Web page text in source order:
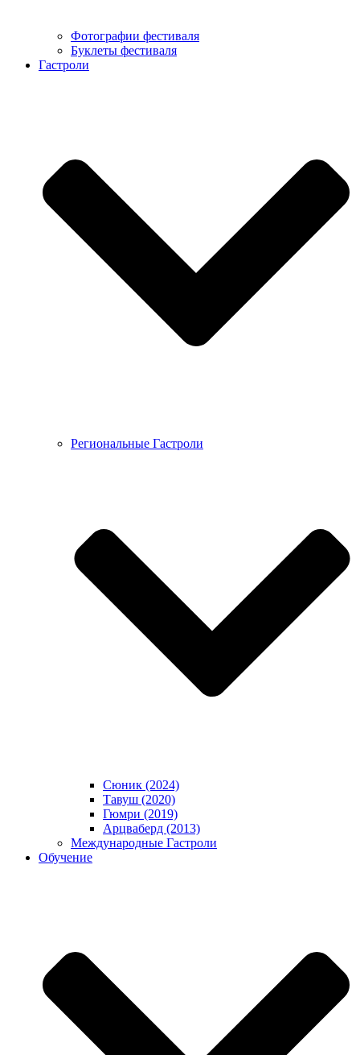
Фотографии фестиваля
Буклеты фестиваля
Гастроли
Региональные Гастроли
Сюник (2024)
Тавуш (2020)
Гюмри (2019)
Арцваберд (2013)
Международные Гастроли
Обучение